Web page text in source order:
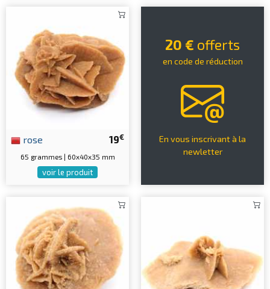
19€
rose
65 grammes | 60x40x35 mm
voir le produit
20 € offerts
en code de réduction
En vous inscrivant à la
newletter